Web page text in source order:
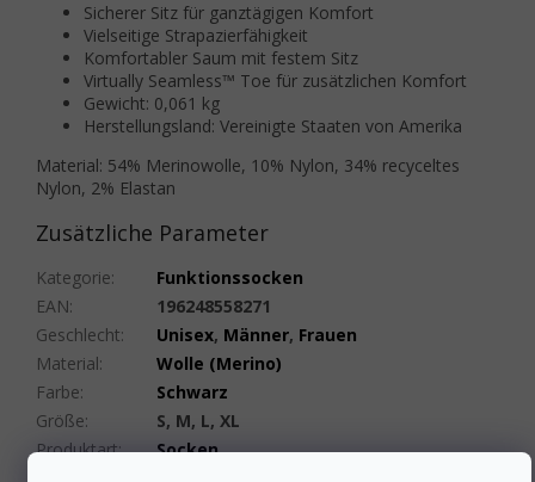
Sicherer Sitz für ganztägigen Komfort
Vielseitige Strapazierfähigkeit
Komfortabler Saum mit festem Sitz
Virtually Seamless™ Toe für zusätzlichen Komfort
Gewicht: 0,061 kg
Herstellungsland: Vereinigte Staaten von Amerika
Material: 54% Merinowolle, 10% Nylon, 34% recyceltes
Nylon, 2% Elastan
Zusätzliche Parameter
Kategorie:
Funktionssocken
EAN:
196248558271
Geschlecht: Unisex, Männer, Frauen
Material:
Wolle (Merino)
Farbe:
Schwarz
Größe:
S, M, L, XL
Produktart:
Socken